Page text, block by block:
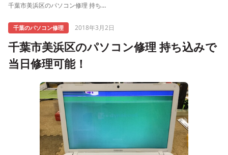
千葉市美浜区のパソコン修理 持ち込みで当日修理可能！
千葉のパソコン修理 2018年3月2日
千葉市美浜区のパソコン修理 持ち込みで
当日修理可能！